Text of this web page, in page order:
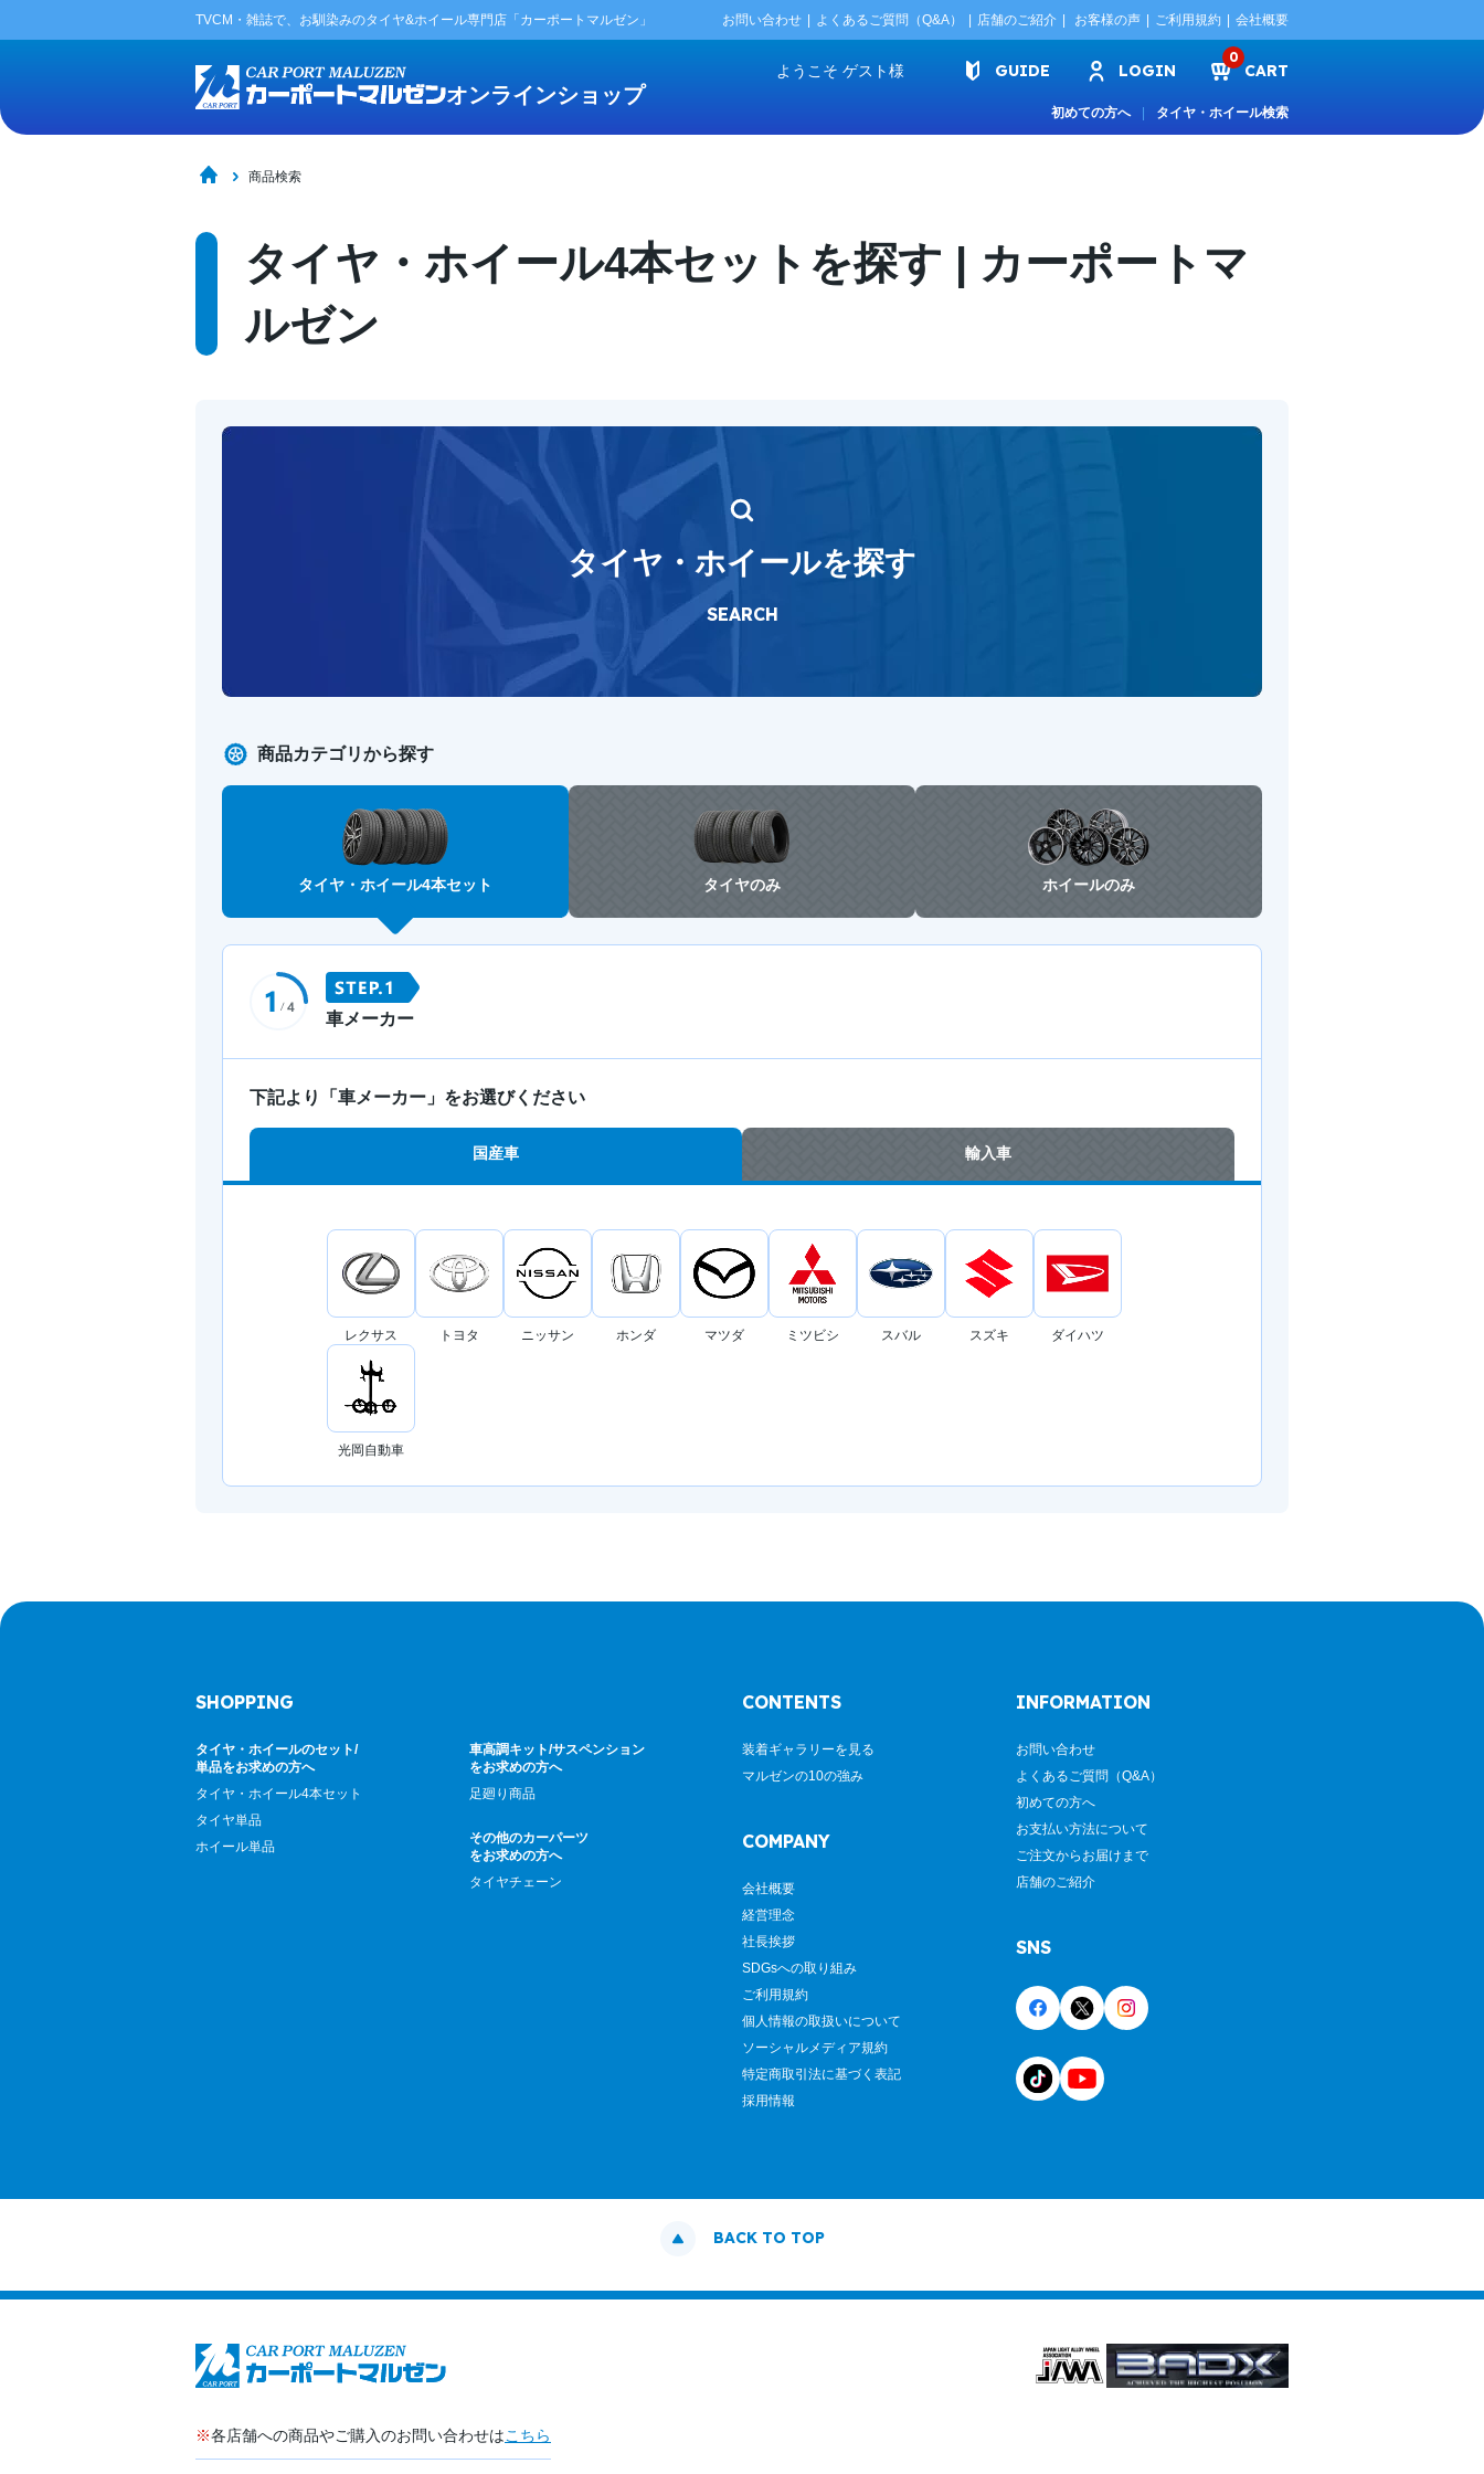
TVCM・雑誌で、お馴染みのタイヤ&ホイール専門店「カーポートマルゼン」 お問い合わせ よくあるご質問（Q&A） 店舗のご紹介 お客様の声 ご利用規約 会社概要
オンラインショップ
ようこそ ゲスト様 GUIDE LOGIN
0
CART
初めての方へ タイヤ・ホイール検索
商品検索
タイヤ・ホイール4本セットを探す | カーポートマ
ルゼン
タイヤ・ホイールを探す
SEARCH
商品カテゴリから探す
タイヤ・ホイール4本セット タイヤのみ ホイールのみ
車メーカー
下記より「車メーカー」をお選びください
国産車 輸入車
レクサス トヨタ ニッサン ホンダ マツダ ミツビシ スバル スズキ ダイハツ
光岡自動車
SHOPPING
タイヤ・ホイールのセット/
単品をお求めの方へ
タイヤ・ホイール4本セット
タイヤ単品
ホイール単品
車高調キット/サスペンション
をお求めの方へ
足廻り商品
その他のカーパーツ
をお求めの方へ
タイヤチェーン
CONTENTS
装着ギャラリーを見る
マルゼンの10の強み
COMPANY
会社概要
経営理念
社長挨拶
SDGsへの取り組み
ご利用規約
個人情報の取扱いについて
ソーシャルメディア規約
特定商取引法に基づく表記
採用情報
INFORMATION
お問い合わせ
よくあるご質問（Q&A）
初めての方へ
お支払い方法について
ご注文からお届けまで
店舗のご紹介
SNS
BACK TO TOP
※各店舗への商品やご購入のお問い合わせはこちら